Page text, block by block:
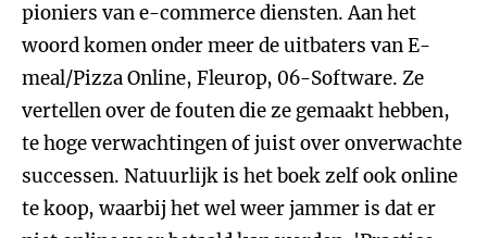
pioniers van e-commerce diensten. Aan het
woord komen onder meer de uitbaters van E-
meal/Pizza Online, Fleurop, 06-Software. Ze
vertellen over de fouten die ze gemaakt hebben,
te hoge verwachtingen of juist over onverwachte
successen. Natuurlijk is het boek zelf ook online
te koop, waarbij het wel weer jammer is dat er